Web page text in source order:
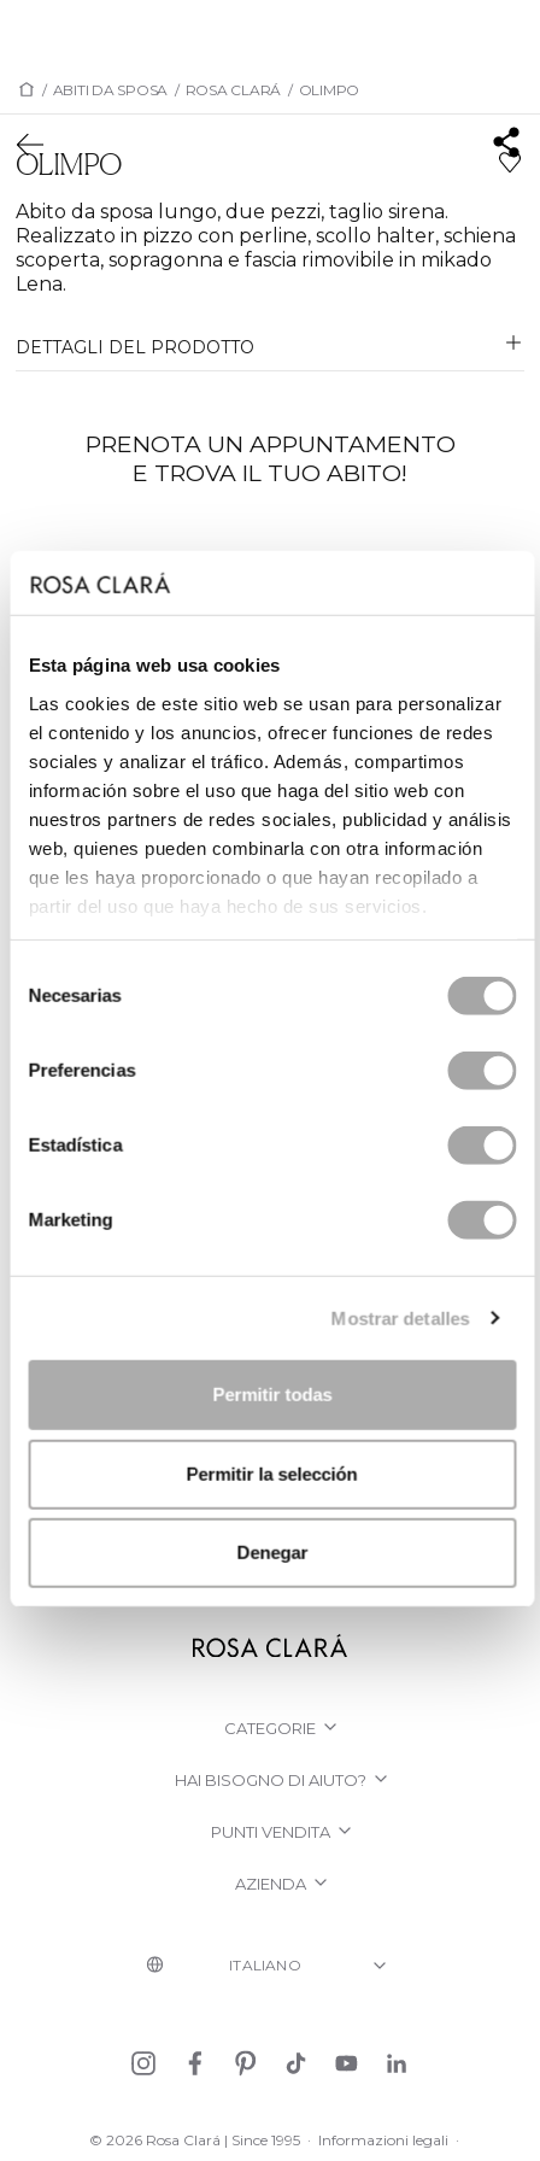
Esta página web usa cookies
Las cookies de este sitio web se usan para personalizar
el contenido y los anuncios, ofrecer funciones de redes
sociales y analizar el tráfico. Además, compartimos
información sobre el uso que haga del sitio web con
nuestros partners de redes sociales, publicidad y análisis
web, quienes pueden combinarla con otra información
que les haya proporcionado o que hayan recopilado a
partir del uso que haya hecho de sus servicios.
Necesarias
Preferencias
Estadística
Marketing
Mostrar detalles
Permitir todas
Permitir la selección
Denegar
/ ABITI DA SPOSA / ROSA CLARÁ / OLIMPO
OLIMPO
Abito da sposa lungo, due pezzi, taglio sirena.
Realizzato in pizzo con perline, scollo halter, schiena
scoperta, sopragonna e fascia rimovibile in mikado
Lena.
DETTAGLI DEL PRODOTTO
PRENOTA UN APPUNTAMENTO
E TROVA IL TUO ABITO!
CATEGORIE
HAI BISOGNO DI AIUTO?
PUNTI VENDITA
AZIENDA
© 2026 Rosa Clará | Since 1995 · Informazioni legali ·